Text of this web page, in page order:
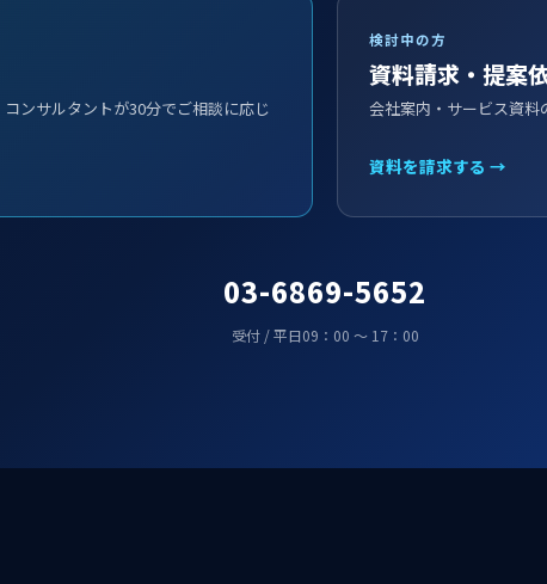
ンサルタントが30分でご相談に応じ
検討中の方
資料請求・提案
会社案内・サービス資料
資料を請求する →
03-6869-5652
受付 / 平日09：00 ～ 17：00